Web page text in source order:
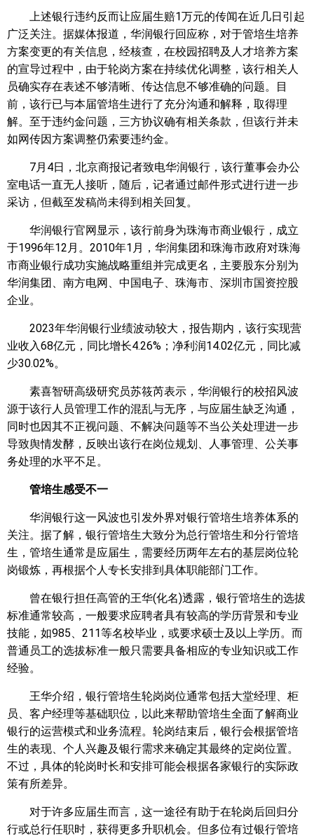
上述银行违约反而让应届生赔1万元的传闻在近几日引起
广泛关注。据媒体报道，华润银行回应称，对于管培生培养
方案变更的有关信息，经核查，在校园招聘及人才培养方案
的宣导过程中，由于轮岗方案在持续优化调整，该行相关人
员确实存在表述不够清晰、传达信息不够准确的问题。目
前，该行已与本届管培生进行了充分沟通和解释，取得理
解。至于违约金问题，三方协议确有相关条款，但该行并未
如网传因方案调整仍索要违约金。
7月4日，北京商报记者致电华润银行，该行董事会办公
室电话一直无人接听，随后，记者通过邮件形式进行进一步
采访，但截至发稿尚未得到相关回复。
华润银行官网显示，该行前身为珠海市商业银行，成立
于1996年12月。2010年1月，华润集团和珠海市政府对珠海
市商业银行成功实施战略重组并完成更名，主要股东分别为
华润集团、南方电网、中国电子、珠海市、深圳市国资控股
企业。
2023年华润银行业绩波动较大，报告期内，该行实现营
业收入68亿元，同比增长4.26%；净利润14.02亿元，同比减
少30.02%。
素喜智研高级研究员苏筱芮表示，华润银行的校招风波
源于该行人员管理工作的混乱与无序，与应届生缺乏沟通，
同时也因其不正视问题、不解决问题等不当公关处理进一步
导致舆情发酵，反映出该行在岗位规划、人事管理、公关事
务处理的水平不足。
管培生感受不一
华润银行这一风波也引发外界对银行管培生培养体系的
关注。据了解，银行管培生大致分为总行管培生和分行管培
生，管培生通常是应届生，需要经历两年左右的基层岗位轮
岗锻炼，再根据个人专长安排到具体职能部门工作。
曾在银行担任高管的王华(化名)透露，银行管培生的选拔
标准通常较高，一般要求应聘者具有较高的学历背景和专业
技能，如985、211等名校毕业，或要求硕士及以上学历。而
普通员工的选拔标准一般只需要具备相应的专业知识或工作
经验。
王华介绍，银行管培生轮岗岗位通常包括大堂经理、柜
员、客户经理等基础职位，以此来帮助管培生全面了解商业
银行的运营模式和业务流程。轮岗结束后，银行会根据管培
生的表现、个人兴趣及银行需求来确定其最终的定岗位置。
不过，具体的轮岗时长和安排可能会根据各家银行的实际政
策有所差异。
对于许多应届生而言，这一途径有助于在轮岗后回归分
行或总行任职时，获得更多升职机会。但多位有过银行管培